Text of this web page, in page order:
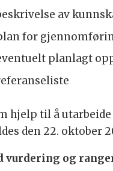
av
for
planlagt
hjelp til å
den 22. oktober
vurdering og